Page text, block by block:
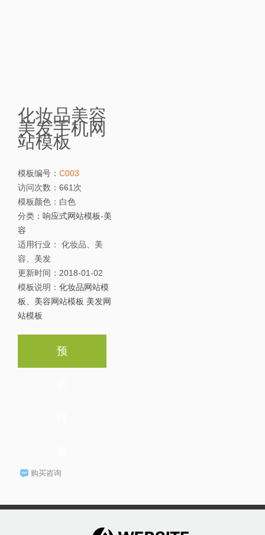
化妆品美容
美发手机网
站模板
模板编号： C003
访问次数： 661次
模板颜色： 白色
分类： 响应式网站模板-美
容
适用行业： 化妆品、美
容、美发
更新时间： 2018-01-02
模板说明： 化妆品网站模
板、美容网站模板 美发网
站模板
预
购买咨询